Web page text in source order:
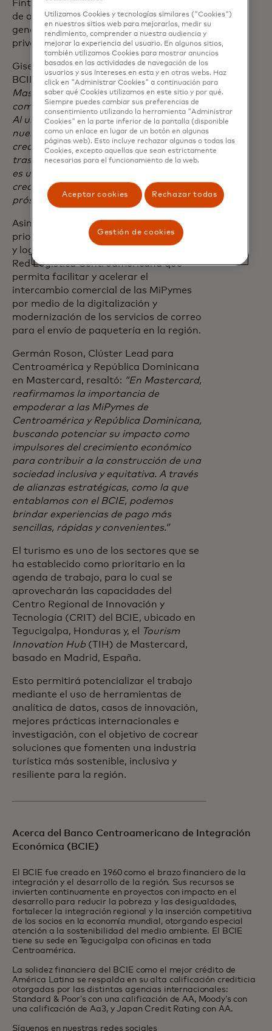
Fintechs, aprovechando las capacidades
de ambas partes y las sinergias
generadas por las alianzas público-
privadas.
Gisela Sánchez, presidente ejecutiva del
BCIE, afirmó:"Nuestra asociación con
Mastercard se basa en un fuerte
compromiso con la integración regional.
Al unir fuerzas, no sólo fortalecemos
nuestras economías, sino que también
creamos una red de oportunidades que
trasciende las fronteras nacionales. Este
es un paso firme, en nuestra misión de
crear una región más unida, resiliente y
próspera."
Asimismo, otro sector definido como
prioritario es el del comercio electrónico
y logístico, con el objetivo de crear una
Red Logística Centroamericana que
permita facilitar y acelerar el
intercambio comercial de las MiPymes
por medio de la digitalización y
modernización de los servicios de correo
para el envío de paquetería en la región.
Germán Roson, Clúster Lead para
Centroamérica y República Dominicana
en Mastercard, resaltó: “En Mastercard,
reafirmamos la importancia de
empoderar a las MiPymes de
Centroamérica y República Dominicana,
buscando potenciar su impacto como
impulsores del crecimiento económico
para contribuir a la construcción de una
sociedad inclusiva y equitativa. A través
de alianzas estratégicas, como la que
entablamos con el BCIE, podemos
brindar experiencias de pago más
sencillas, rápidas y convenientes.”
El turismo es uno de los sectores que se
ha establecido como prioritario en la
agenda de trabajo, para lo cual se
aprovecharán las capacidades del
Centro Regional de Innovación y
Tecnología (CRIT) del BCIE, ubicado en
Tegucigalpa, Honduras y, el
Tourism
Innovation Hub (TIH) de Mastercard,
basado en Madrid, España.
Esto permitirá potencializar el trabajo
mediante el uso de herramientas de
analítica de datos, casos de innovación,
mejores prácticas internacionales e
investigación, con el objetivo de cocrear
soluciones que fomenten una industria
turística más sostenible, inclusiva y
resiliente para la región.
Acerca del Banco Centroamericano de Integración
Económica (BCIE)
El BCIE fue creado en 1960 como el brazo financiero de la
integración y el desarrollo de la región. Sus recursos se
invierten continuamente en proyectos con impacto en el
desarrollo para reducir la pobreza y las desigualdades,
fortalecer la integración regional y la inserción competitiva
de los socios en la economía mundial, otorgando especial
atención a la sostenibilidad del medio ambiente. El BCIE
tiene su sede en Tegucigalpa con oficinas en toda
Centroamérica.
La solidez financiera del BCIE como el mejor crédito de
América Latina se respalda en su alta calificación crediticia
otorgadas por las distintas agencias internacionales:
Standard & Poor’s con una calificación de AA, Moody’s con
una calificación de Aa3, y Japan Credit Rating con AA.
Síguenos en nuestras redes sociales
Utilizamos Cookies y tecnologías similares ("Cookies")
en nuestros sitios web para mejorarlos, medir su
rendimiento, comprender a nuestra audiencia y
mejorar la experiencia del usuario. En algunos sitios,
también utilizamos Cookies para mostrar anuncios
basados ​​en las actividades de navegación de los
usuarios y sus intereses en esta y en otras webs. Haz
click en "Administrar Cookies" a continuación para
saber qué Cookies utilizamos en este sitio y por qué.
Siempre puedes cambiar sus preferencias de
consentimiento utilizando la herramienta "Administrar
Cookies" en la parte inferior de la pantalla (disponible
como un enlace en lugar de un botón en algunas
páginas web). Esto incluye rechazar algunas o todas las
Cookies, excepto aquellas que sean estrictamente
necesarias para el funcionamiento de la web.
Aceptar cookies Rechazar todas
Gestión de cookies